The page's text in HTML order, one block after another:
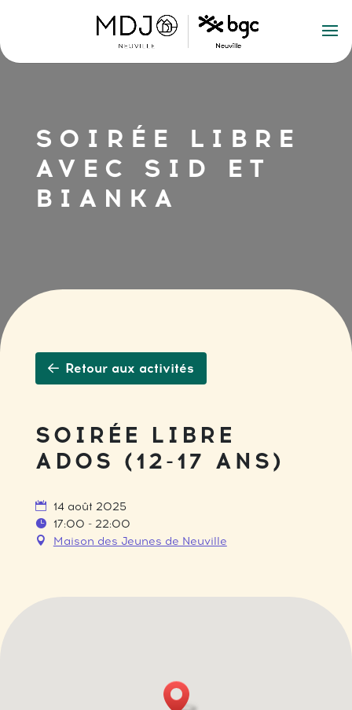
SOIRÉE LIBRE
AVEC SID ET
BIANKA
Retour aux activités
SOIRÉE LIBRE
ADOS (12-17 ANS)
14 août 2025
17:00 - 22:00
Maison des Jeunes de Neuville